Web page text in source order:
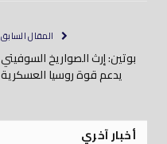
المقال السابق
بوتين: إرث الصواريخ السوفيتي
يدعم قوة روسيا العسكرية
أخبار آخري